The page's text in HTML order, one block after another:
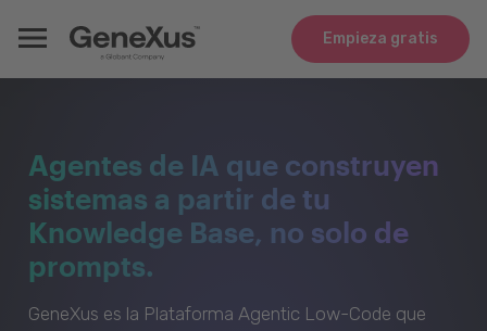
Empieza gratis
Agentes de IA que construyen
sistemas a partir de tu
Knowledge Base, no solo de
prompts.
GeneXus es la Plataforma Agentic Low-Code que